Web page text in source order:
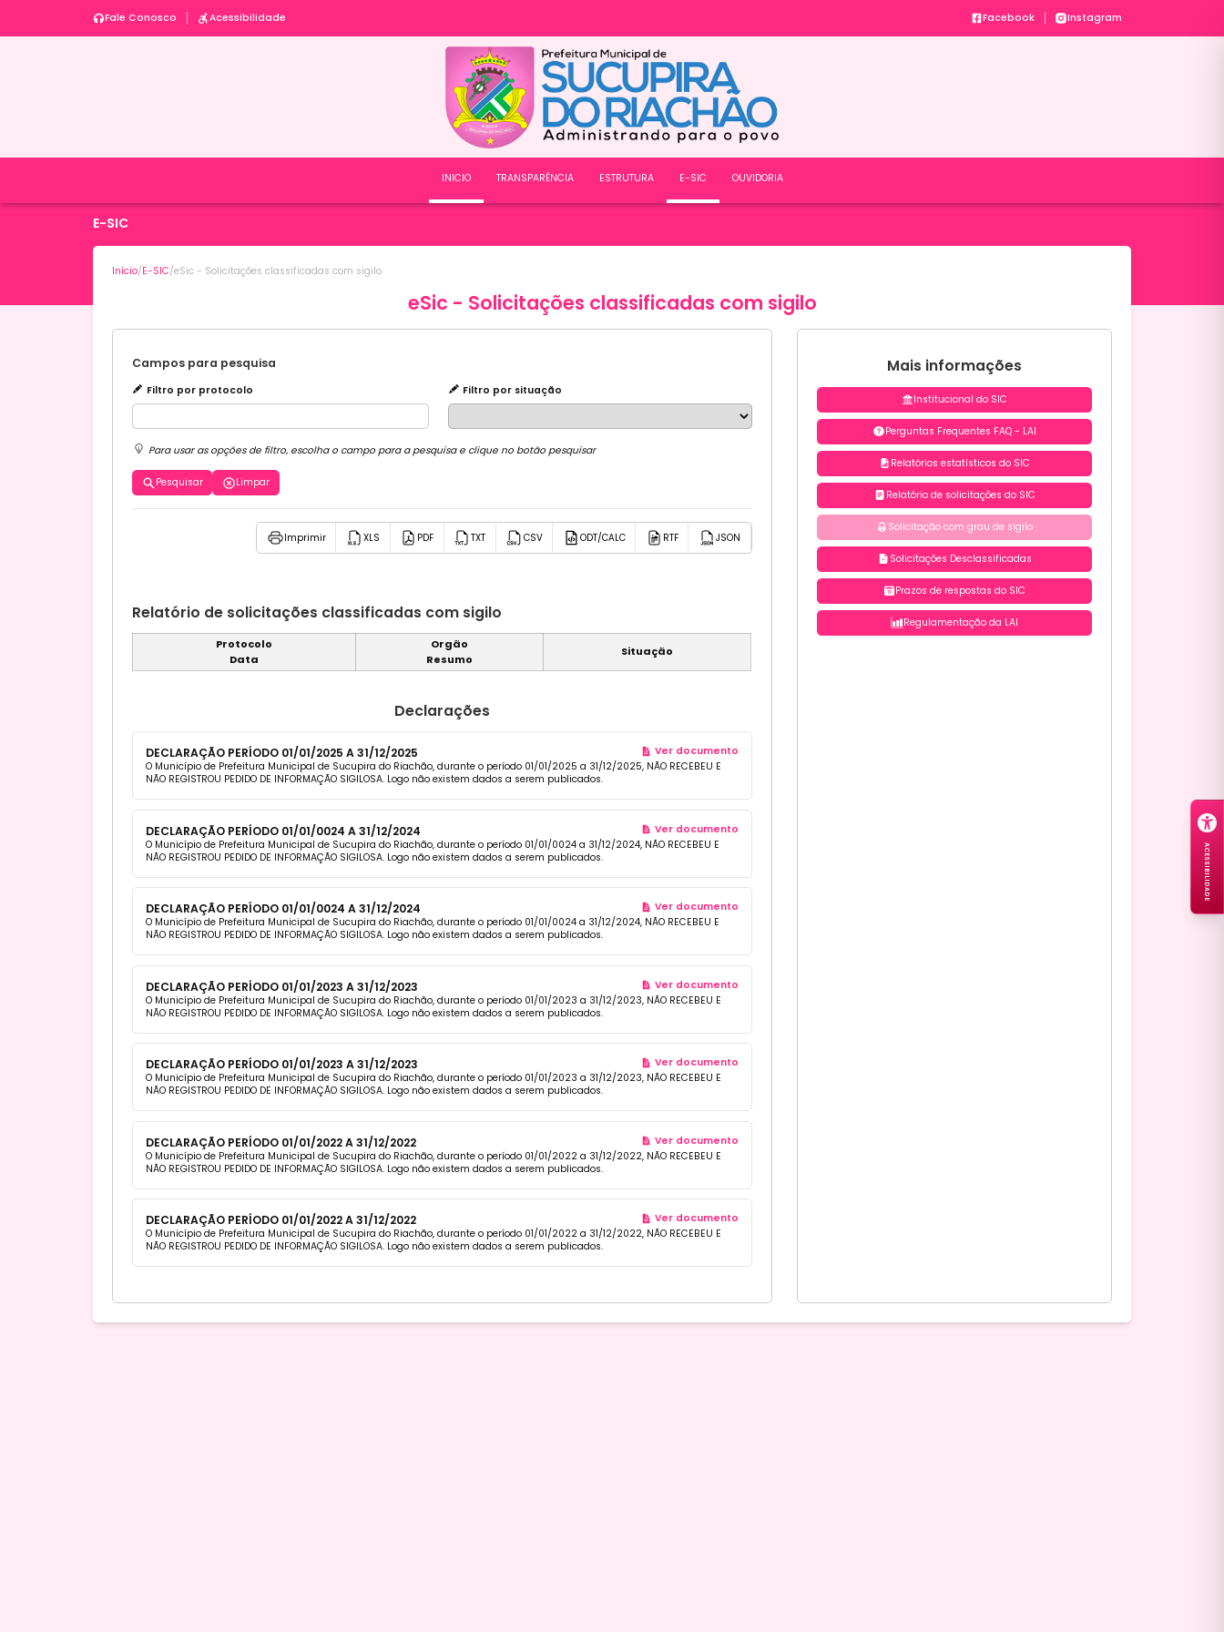
Fale Conosco Acessibilidade Facebook Instagram
INICIO TRANSPARÊNCIA ESTRUTURA E-SIC OUVIDORIA
E-SIC
Início/E-SIC/eSic - Solicitações classificadas com sigilo
eSic - Solicitações classificadas com sigilo
Campos para pesquisa
Filtro por protocolo Filtro por situação
Para usar as opções de filtro, escolha o campo para a pesquisa e clique no botão pesquisar
Pesquisar Limpar
Imprimir XLS PDF TXT CSV ODT/CALC RTF JSON
Relatório de solicitações classificadas com sigilo
Protocolo
Data
Orgão
Resumo
Situação
Declarações
DECLARAÇÃO PERÍODO 01/01/2025 A 31/12/2025
Ver documento
O Município de Prefeitura Municipal de Sucupira do Riachão, durante o período 01/01/2025 a 31/12/2025, NÃO RECEBEU E
NÃO REGISTROU PEDIDO DE INFORMAÇÃO SIGILOSA. Logo não existem dados a serem publicados.
DECLARAÇÃO PERÍODO 01/01/0024 A 31/12/2024
Ver documento
O Município de Prefeitura Municipal de Sucupira do Riachão, durante o período 01/01/0024 a 31/12/2024, NÃO RECEBEU E
NÃO REGISTROU PEDIDO DE INFORMAÇÃO SIGILOSA. Logo não existem dados a serem publicados.
DECLARAÇÃO PERÍODO 01/01/0024 A 31/12/2024
Ver documento
O Município de Prefeitura Municipal de Sucupira do Riachão, durante o período 01/01/0024 a 31/12/2024, NÃO RECEBEU E
NÃO REGISTROU PEDIDO DE INFORMAÇÃO SIGILOSA. Logo não existem dados a serem publicados.
DECLARAÇÃO PERÍODO 01/01/2023 A 31/12/2023
Ver documento
O Município de Prefeitura Municipal de Sucupira do Riachão, durante o período 01/01/2023 a 31/12/2023, NÃO RECEBEU E
NÃO REGISTROU PEDIDO DE INFORMAÇÃO SIGILOSA. Logo não existem dados a serem publicados.
DECLARAÇÃO PERÍODO 01/01/2023 A 31/12/2023
Ver documento
O Município de Prefeitura Municipal de Sucupira do Riachão, durante o período 01/01/2023 a 31/12/2023, NÃO RECEBEU E
NÃO REGISTROU PEDIDO DE INFORMAÇÃO SIGILOSA. Logo não existem dados a serem publicados.
DECLARAÇÃO PERÍODO 01/01/2022 A 31/12/2022
Ver documento
O Município de Prefeitura Municipal de Sucupira do Riachão, durante o período 01/01/2022 a 31/12/2022, NÃO RECEBEU E
NÃO REGISTROU PEDIDO DE INFORMAÇÃO SIGILOSA. Logo não existem dados a serem publicados.
DECLARAÇÃO PERÍODO 01/01/2022 A 31/12/2022
Ver documento
O Município de Prefeitura Municipal de Sucupira do Riachão, durante o período 01/01/2022 a 31/12/2022, NÃO RECEBEU E
NÃO REGISTROU PEDIDO DE INFORMAÇÃO SIGILOSA. Logo não existem dados a serem publicados.
Mais informações
Institucional do SIC
Perguntas Frequentes FAQ - LAI
Relatórios estatísticos do SIC
Relatório de solicitações do SIC
Solicitação com grau de sigilo
Solicitações Desclassificadas
Prazos de respostas do SIC
Regulamentação da LAI
ACESSIBILIDADE